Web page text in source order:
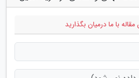
با ما درمیان بگذارید